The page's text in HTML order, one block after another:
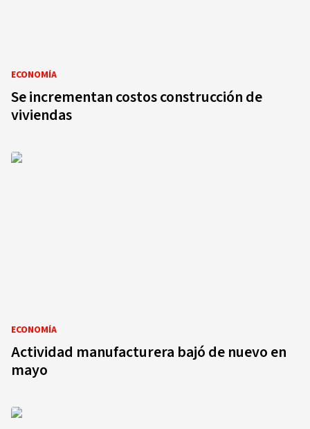
ECONOMÍA
Se incrementan costos construcción de
viviendas
ECONOMÍA
Actividad manufacturera bajó de nuevo en
mayo